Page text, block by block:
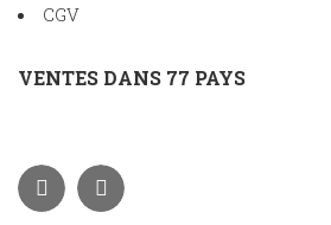
CGV
VENTES DANS 77 PAYS